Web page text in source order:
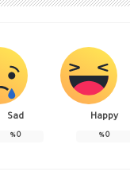
Happy
0
%
Sad
0
%